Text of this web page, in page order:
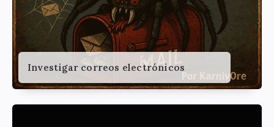
Investigar correos electrónicos